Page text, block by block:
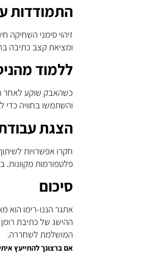
התמודדות
זיהוי סימני השחיקה
ומציאת קצב כתיבה
ללמוד
כשהאבק שוקע לאחר
והשתמשו בחוויה
הצגת
חקרו אפשרויות
פלטפורמות מקוונות.
סיכום
אתגר הננו-רימו הוא
ההישג של כתיבת
המושלמת לשחררה.
אם ברצונך להתייעץ